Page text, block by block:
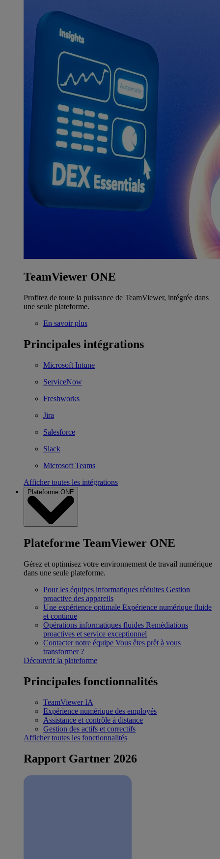
TeamViewer ONE
Profitez de toute la puissance de TeamViewer, intégrée dans
une seule plateforme.
En savoir plus
Principales intégrations
Microsoft Intune
ServiceNow
Freshworks
Jira
Salesforce
Slack
Microsoft Teams
Afficher toutes les intégrations
Plateforme ONE
Plateforme TeamViewer ONE
Gérez et optimisez votre environnement de travail numérique
dans une seule plateforme.
Pour les équipes informatiques réduites Gestion
proactive des appareils
Une expérience optimale Expérience numérique fluide
et continue
Opérations informatiques fluides Remédiations
proactives et service exceptionnel
Contacter notre équipe Vous êtes prêt à vous
transformer ?
Découvrir la plateforme
Principales fonctionnalités
TeamViewer IA
Expérience numérique des employés
Assistance et contrôle à distance
Gestion des actifs et correctifs
Afficher toutes les fonctionnalités
Rapport Gartner 2026